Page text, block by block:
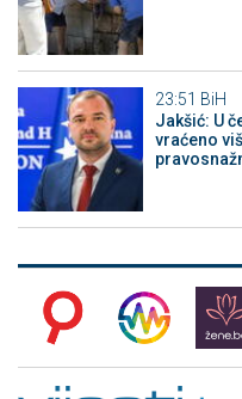
23:51 BiH
Jakšić: U
vraćeno